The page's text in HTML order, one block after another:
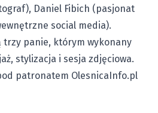
Daniel Fibich (pasjonat
social media).
trzy panie, którym wykonany
stylizacja i sesja zdjęciowa.
patronatem OlesnicaInfo.pl